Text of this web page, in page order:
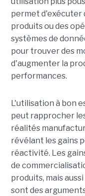
permet d'exécuter
produits ou des
systèmes de
pour trouver des
d'augmenter la
performances.
L'utilisation à bon
peut rapprocher
réalités
révélant les gains
réactivité. Les
de
produits, mais
sont des